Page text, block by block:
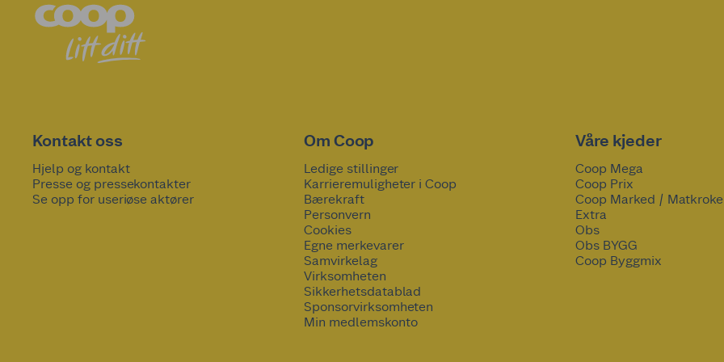
Kontakt oss
Hjelp og kontakt
Presse og pressekontakter
Se opp for useriøse aktører
Om Coop
Ledige stillinger
Karrieremuligheter i Coop
Bærekraft
Personvern
Cookies
Egne merkevarer
Samvirkelag
Virksomheten
Sikkerhetsdatablad
Sponsorvirksomheten
Min medlemskonto
Våre kjeder
Coop Mega
Coop Prix
Coop Marked /
Extra
Obs
Obs BYGG
Coop Byggmix